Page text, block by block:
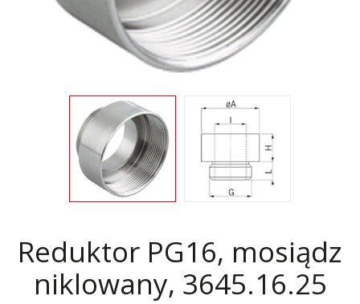
Reduktor PG16, mosiądz
niklowany, 3645.16.25